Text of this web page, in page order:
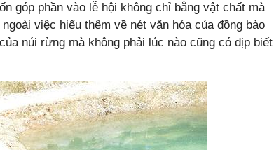
góp phần vào lễ hội không chỉ bằng vật chất mà
việc hiểu thêm về nét văn hóa của đồng bào
núi rừng mà không phải lúc nào cũng có dịp biết